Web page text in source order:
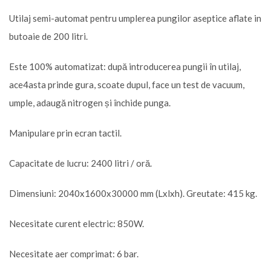
Utilaj semi-automat pentru umplerea pungilor aseptice aflate in
butoaie de 200 litri.
Este 100% automatizat: după introducerea pungii în utilaj,
ace4asta prinde gura, scoate dupul, face un test de vacuum,
umple, adaugă nitrogen și închide punga.
Manipulare prin ecran tactil.
Capacitate de lucru: 2400 litri / oră.
Dimensiuni: 2040x1600x30000 mm (Lxlxh). Greutate: 415 kg.
Necesitate curent electric: 850W.
Necesitate aer comprimat: 6 bar.